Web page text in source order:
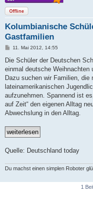
Offline
Kolumbianische
Gastfamilien
B
i
r
a
11. Mai 2012, 14:55
Die Schüler der Deutschen
einmal deutsche Weihnachten
Dazu suchen wir Familien, die
lateinamerikanischen
aufzunehmen. Spannend ist
auf Zeit“ den eigenen Alltag
Abwechslung in den Alltag.
Quelle: Deutschland today
Du machst einen simplen Roboter
1